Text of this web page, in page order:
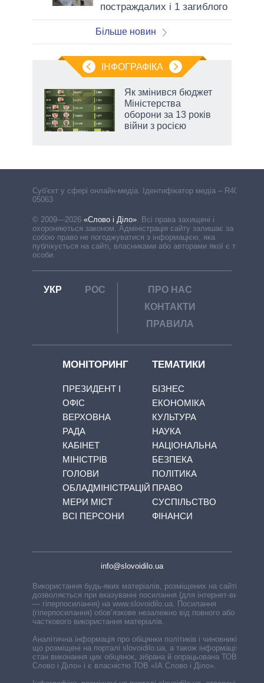
постраждалих і 1 загиблого
Більше новин
ІНФОГРАФІКА
Як змінився бюджет
Міністерства
оборони за 13 років
війни з росією
Cуб'єкт у сфері онлайн-медіа. Ідентифікатор медіа – R40-
05063
© 2009—2026 «Слово і Діло» Всі права захищені і
охороняються законом. Адміністрація сайту залишає за
собою право не погоджуватися з інформацією, яка
публікується на сайті, власниками або авторами якої є треті
особи.
УКР РОС
ПРО НАС
КОНТАКТИ
ПРАВИЛА
МОНІТОРИНГ
ПРЕЗИДЕНТ І
ОФІС
ВЕРХОВНА
РАДА
КАБІНЕТ
МІНІСТРІВ
ГОЛОВИ
ОБЛАДМІНІСТРАЦІЙ
МЕРИ МІСТ
ВСІ ПЕРСОНИ
ТЕМАТИКИ
БІЗНЕС
ЕКОНОМІКА
КУЛЬТУРА
НАУКА
НАЦІОНАЛЬНА
БЕЗПЕКА
ПОЛІТИКА
ПРАВО
СУСПІЛЬСТВО
ФІНАНСИ
info@slovoidilo.ua
Використання будь-яких матеріалів, розміщених на сайті,
дозволяється при вказуванні посилання (для інтернет-видань
— гіперпосилання) на www.slovoidilo.ua. Посилання
(гіперпосилання) обов’язкове незалежно від повного або
часткового використання матеріалів.
Аналітична інформація про обіцянки політиків і чиновників,
що розміщені на порталі slovoidilo.ua, а також інформація про
стан виконання цих обіцянок, зібрана й опрацьована ТОВ «ІА
Слово і Діло» і є власністю ТОВ «ІА Слово і Діло».